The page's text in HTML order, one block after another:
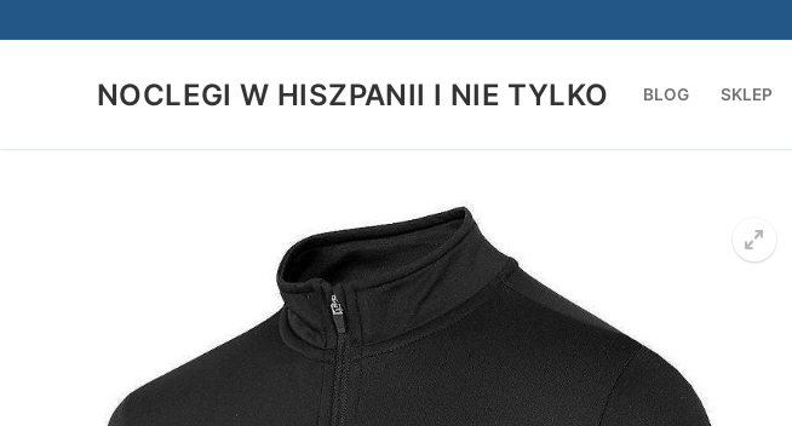
do
NOCLEGI W HISZPANII I NIE TYLKO BLOG SKLEP